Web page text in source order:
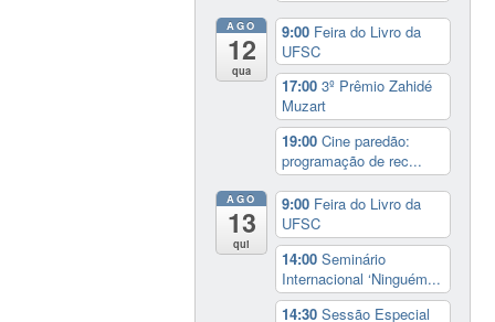
AGO
12
qua
9:00 Feira do Livro da
UFSC
17:003º Prêmio Zahidé
Muzart
19:00Cine paredão:
programação de rec...
AGO
13
qui
9:00 Feira do Livro da
UFSC
14:00Seminário
Internacional ‘Ninguém...
14:30Sessão Especial